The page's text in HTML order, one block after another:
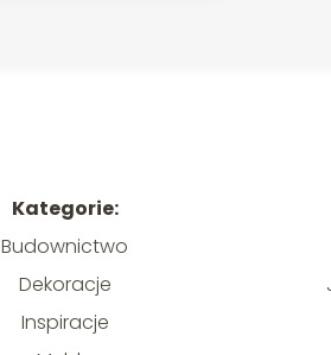
Kategorie:
Budownictwo
Dekoracje
Inspiracje